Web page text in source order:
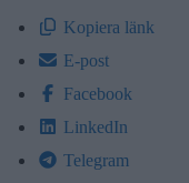
Kopiera länk
E-post
Facebook
LinkedIn
Telegram